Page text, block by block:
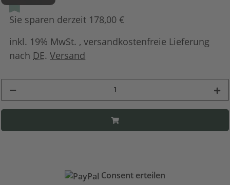
Sie sparen derzeit 178,00 €
inkl. 19% MwSt. , versandkostenfreie Lieferung
nach DE.Versand
Consent erteilen